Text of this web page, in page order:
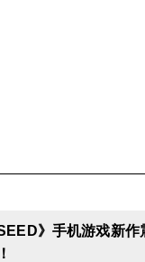
》手机游戏新